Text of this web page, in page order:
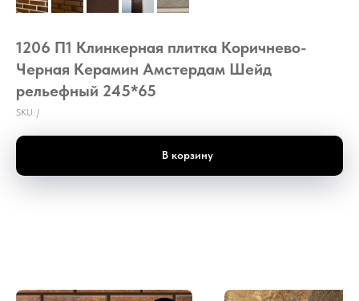
1206 П1 Клинкерная плитка Коричнево-
Черная Керамин Амстердам Шейд
рельефный 245*65
SKU: /
В корзину